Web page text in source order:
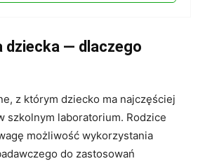
dziecka — dlaczego
z którym dziecko ma najczęściej
szkolnym laboratorium. Rodzice
możliwość wykorzystania
do zastosowań